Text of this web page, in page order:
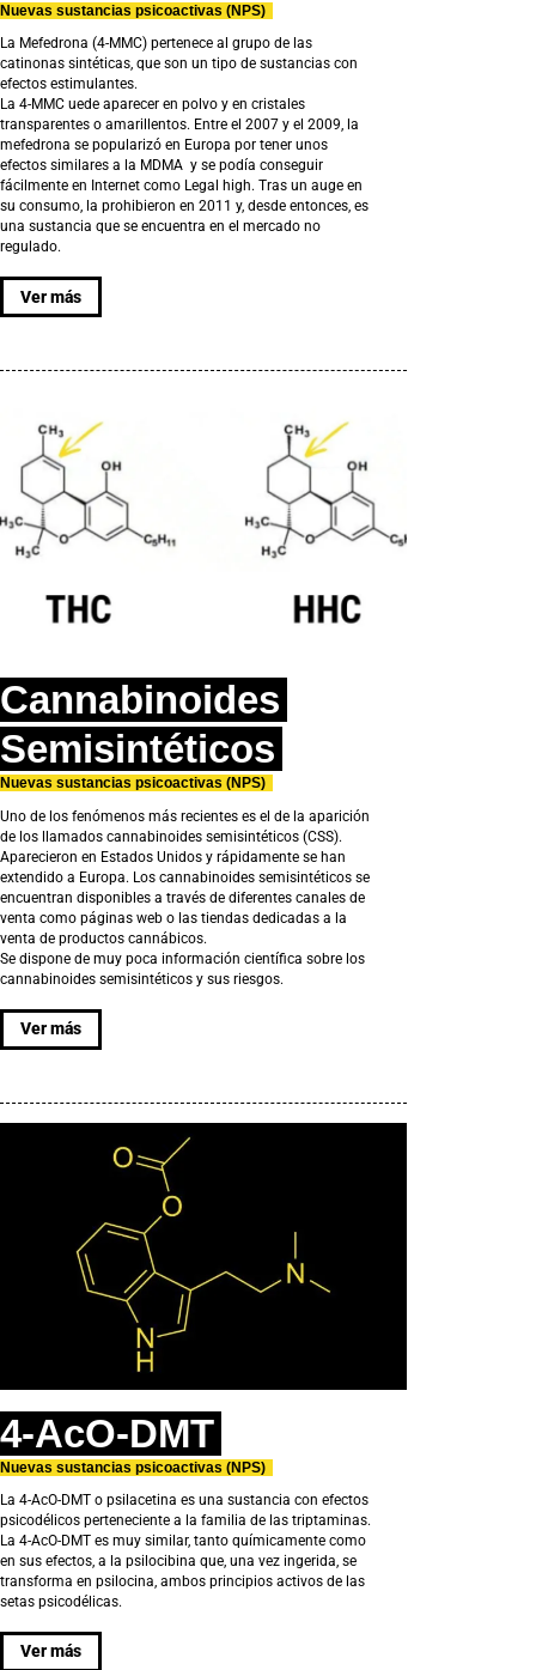
Nuevas sustancias psicoactivas (NPS)
La Mefedrona (4-MMC) pertenece al grupo de las
catinonas sintéticas, que son un tipo de sustancias con
efectos estimulantes.
La 4-MMC uede aparecer en polvo y en cristales
transparentes o amarillentos. Entre el 2007 y el 2009, la
mefedrona se popularizó en Europa por tener unos
efectos similares a la MDMA y se podía conseguir
fácilmente en Internet como Legal high. Tras un auge en
su consumo, la prohibieron en 2011 y, desde entonces, es
una sustancia que se encuentra en el mercado no
regulado.
Ver más
Cannabinoides
Semisintéticos
Nuevas sustancias psicoactivas (NPS)
Uno de los fenómenos más recientes es el de la aparición
de los llamados cannabinoides semisintéticos (CSS).
Aparecieron en Estados Unidos y rápidamente se han
extendido a Europa. Los cannabinoides semisintéticos se
encuentran disponibles a través de diferentes canales de
venta como páginas web o las tiendas dedicadas a la
venta de productos cannábicos.
Se dispone de muy poca información científica sobre los
cannabinoides semisintéticos y sus riesgos.
Ver más
4-AcO-DMT
Nuevas sustancias psicoactivas (NPS)
La 4-AcO-DMT o psilacetina es una sustancia con efectos
psicodélicos perteneciente a la familia de las triptaminas.
La 4-AcO-DMT es muy similar, tanto químicamente como
en sus efectos, a la psilocibina que, una vez ingerida, se
transforma en psilocina, ambos principios activos de las
setas psicodélicas.
Ver más